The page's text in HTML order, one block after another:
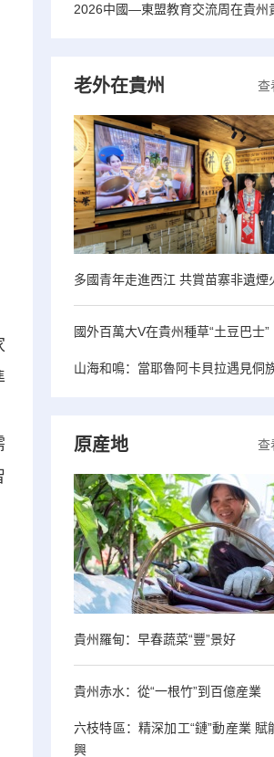
2026中國—東盟教育交流周在貴州
查
老外在貴州
多國青年走進西江 共賞苗寨非遺煙
國外百萬大V在貴州種草“土豆巴士”
山海和鳴：當耶魯阿卡貝拉遇見侗
查
原産地
貴州羅甸：早春蔬菜“豐”景好
貴州赤水：從“一根竹”到百億産業
六枝特區：精深加工“鏈”動産業 賦
興